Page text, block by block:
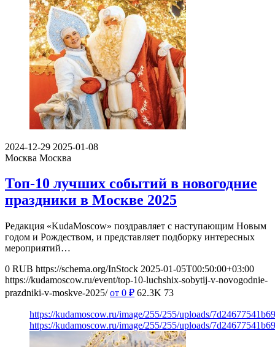
2024-12-29 2025-01-08
Москва Москва
Топ-10 лучших событий в новогодние
праздники в Москве 2025
Редакция «KudaMoscow» поздравляет с наступающим Новым
годом и Рождеством, и представляет подборку интересных
мероприятий…
0 RUB https://schema.org/InStock 2025-01-05T00:50:00+03:00
https://kudamoscow.ru/event/top-10-luchshix-sobytij-v-novogodnie-
prazdniki-v-moskve-2025/ от 0 ₽ 62.3K 73
https://kudamoscow.ru/image/255/255/uploads/
https://kudamoscow.ru/image/255/255/uploads/